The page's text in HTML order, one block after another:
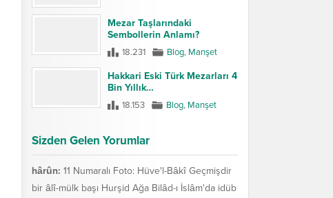
Mezar Taşlarındaki
Sembollerin Anlamı?
18.231 Blog, Manşet
Hakkari Eski Türk Mezarları 4
Bin Yıllık…
18.153 Blog, Manşet
Sizden Gelen Yorumlar
hârûn: 11 Numaralı Foto: Hüve'l-Bâkî Geçmişdir
bir âlî-mülk başı Hurşid Ağa Bilâd-ı İslâm'da idüb